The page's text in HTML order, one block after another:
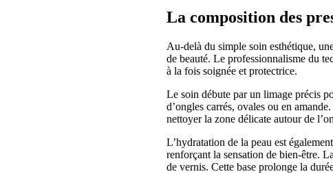
La composition des
Au-delà du simple soin esthétique,
de beauté. Le professionnalisme du
à la fois soignée et protectrice.
Le soin débute par un limage précis
d’ongles carrés, ovales ou en
nettoyer la zone délicate autour de
L’hydratation de la peau est
renforçant la sensation de bien-être.
de vernis. Cette base prolonge la